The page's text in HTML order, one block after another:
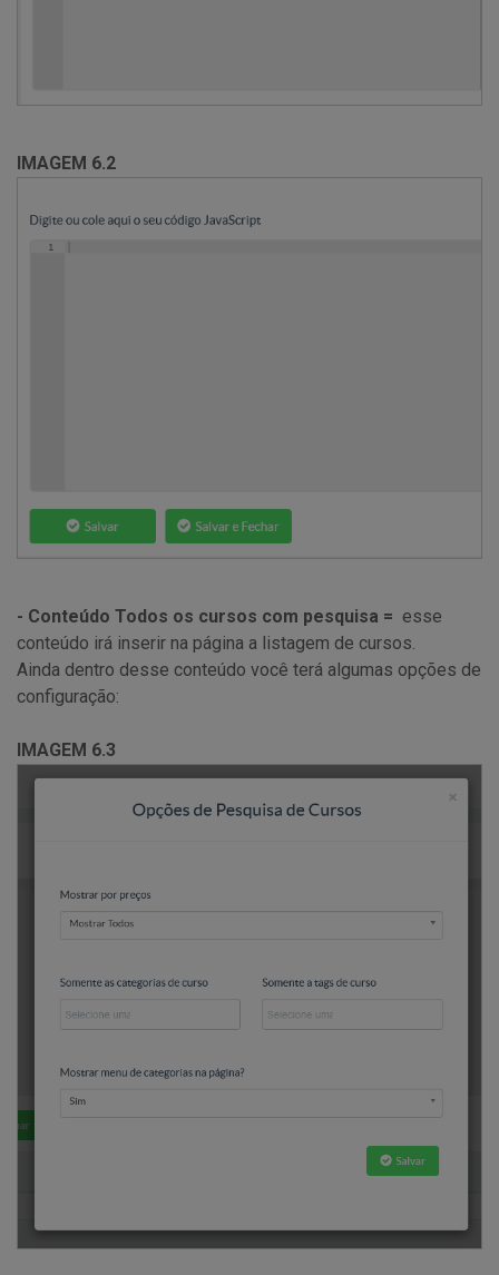
IMAGEM 6.2
- Conteúdo Todos os cursos com pesquisa = esse
conteúdo irá inserir na página a listagem de cursos.
Ainda dentro desse conteúdo você terá algumas opções de
configuração:
IMAGEM 6.3